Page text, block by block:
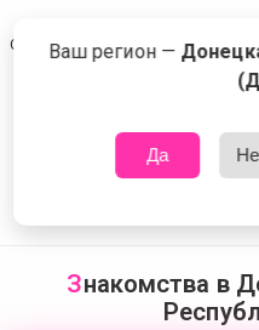
Сейчас знакомятся в Донецкой
Знакомства в
Ваш регион —
Да